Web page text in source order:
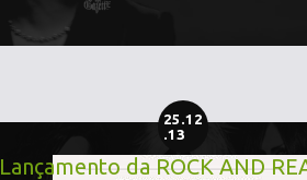
25.12
.13
Lançamento da ROCK AND